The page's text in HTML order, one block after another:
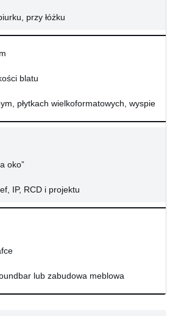
przy łóżku
blatu
płytkach wielkoformatowych, wyspie
oko”
IP, RCD i projektu
lub zabudowa meblowa